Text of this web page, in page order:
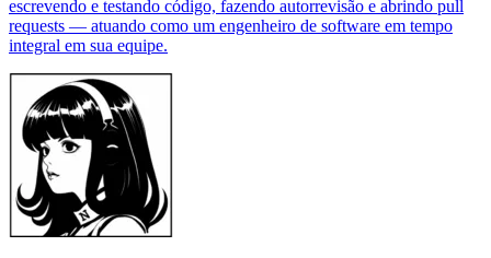
escrevendo e testando código, fazendo autorrevisão e abrindo pull
requests — atuando como um engenheiro de software em tempo
integral em sua equipe.